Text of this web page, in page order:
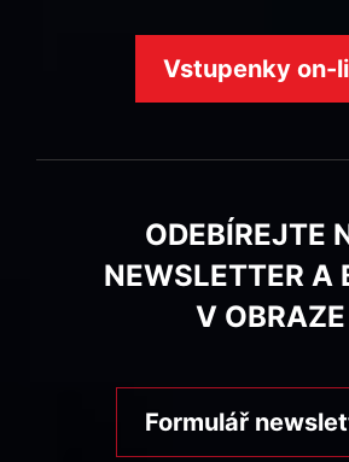
Vstupenky on-
ODEBÍREJTE
NEWSLETTER A
V OBRAZE
Formulář